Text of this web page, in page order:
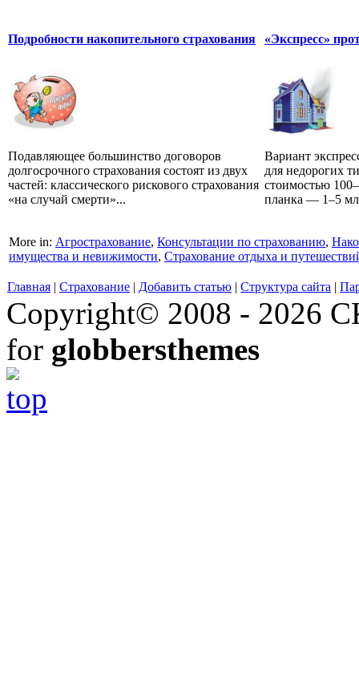
Подробности накопительного страхования
Подавляющее большинство договоров
долгосрочного страхования состоят из двух
частей: классического рискового страхования
«на случай смерти»...
«Экспресс»
Вариант
для недорогих
стоимостью
планка — 1–5
More in: Агрострахование, Консультации по страхованию,
имущества и невижимости, Страхование отдыха и
Главная | Страхование | Добавить статью | Структура сайта |
Copyright© 2008 - 2026
for globbersthemes